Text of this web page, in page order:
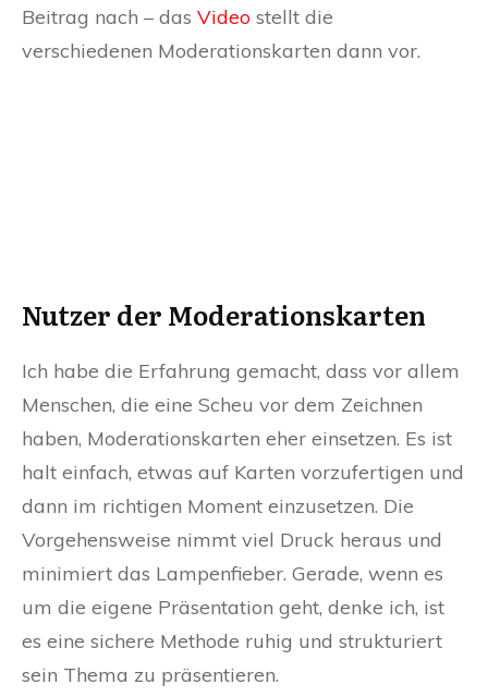
Beitrag nach – das Video stellt die
verschiedenen Moderationskarten dann vor.
Nutzer der Moderationskarten
Ich habe die Erfahrung gemacht, dass vor allem
Menschen, die eine Scheu vor dem Zeichnen
haben, Moderationskarten eher einsetzen. Es ist
halt einfach, etwas auf Karten vorzufertigen und
dann im richtigen Moment einzusetzen. Die
Vorgehensweise nimmt viel Druck heraus und
minimiert das Lampenfieber. Gerade, wenn es
um die eigene Präsentation geht, denke ich, ist
es eine sichere Methode ruhig und strukturiert
sein Thema zu präsentieren.